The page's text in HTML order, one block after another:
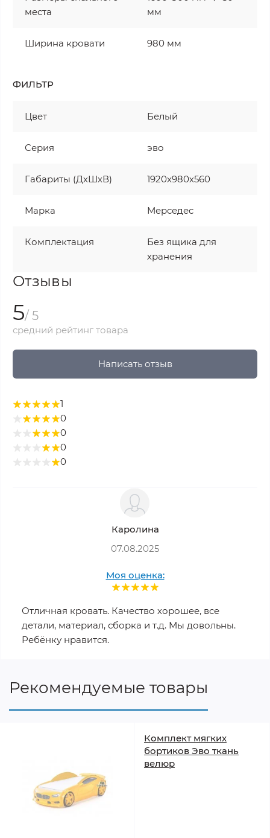
места
мм
Ширина кровати 980 мм
ФИЛЬТР
Цвет Белый
Серия эво
Габариты (ДхШхВ) 1920х980х560
Марка Мерседес
Комплектация
Без ящика для
хранения
Отзывы
5/ 5
средний рейтинг товара
Написать отзыв
1
0
0
0
0
Каролина
07.08.2025
Моя оценка:
Отличная кровать. Качество хорошее, все
детали, материал, сборка и т.д. Мы довольны.
Ребёнку нравится.
Рекомендуемые товары
Комплект мягких
бортиков Эво ткань
велюр